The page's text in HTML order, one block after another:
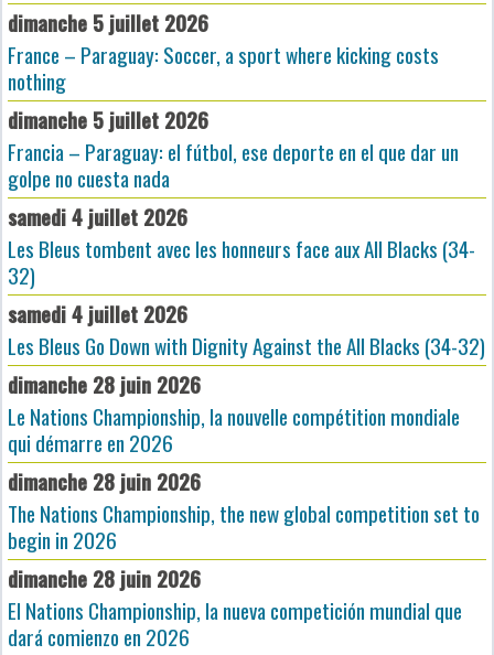
dimanche 5 juillet 2026
France – Paraguay: Soccer, a sport where kicking costs
nothing
dimanche 5 juillet 2026
Francia – Paraguay: el fútbol, ese deporte en el que dar un
golpe no cuesta nada
samedi 4 juillet 2026
Les Bleus tombent avec les honneurs face aux All Blacks (34-
32)
samedi 4 juillet 2026
Les Bleus Go Down with Dignity Against the All Blacks (34-32)
dimanche 28 juin 2026
Le Nations Championship, la nouvelle compétition mondiale
qui démarre en 2026
dimanche 28 juin 2026
The Nations Championship, the new global competition set to
begin in 2026
dimanche 28 juin 2026
El Nations Championship, la nueva competición mundial que
dará comienzo en 2026